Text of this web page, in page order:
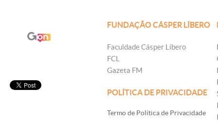
FUNDAÇÃO CÁSPER LÍBERO
Faculdade Cásper Líbero
FCL
Gazeta FM
POLÍTICA DE PRIVACIDADE
Termo de Política de Privacidade